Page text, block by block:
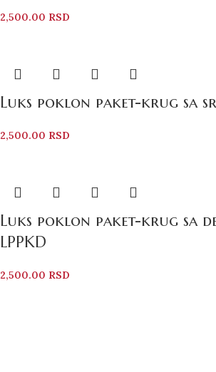
2,500.00 RSD
Luks poklon paket-krug sa
2,500.00 RSD
Luks poklon paket-krug sa
LPPKD
2,500.00 RSD